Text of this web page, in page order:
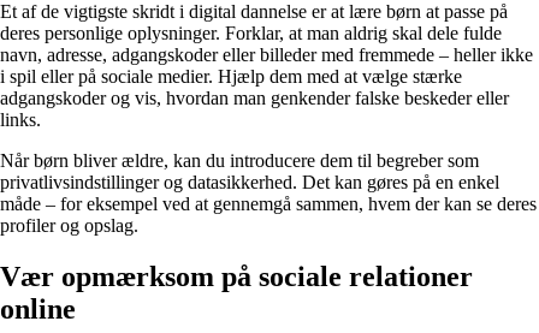
Et af de vigtigste skridt i digital dannelse er at lære børn at passe på
deres personlige oplysninger. Forklar, at man aldrig skal dele fulde
navn, adresse, adgangskoder eller billeder med fremmede – heller ikke
i spil eller på sociale medier. Hjælp dem med at vælge stærke
adgangskoder og vis, hvordan man genkender falske beskeder eller
links.
Når børn bliver ældre, kan du introducere dem til begreber som
privatlivsindstillinger og datasikkerhed. Det kan gøres på en enkel
måde – for eksempel ved at gennemgå sammen, hvem der kan se deres
profiler og opslag.
Vær opmærksom på sociale relationer
online